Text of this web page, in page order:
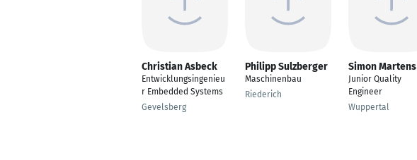
Christian Asbeck
Entwicklungsingenieu
r Embedded Systems
Gevelsberg
Philipp Sulzberger
Maschinenbau
Riederich
Simon Martens
Junior Quality
Engineer
Wuppertal